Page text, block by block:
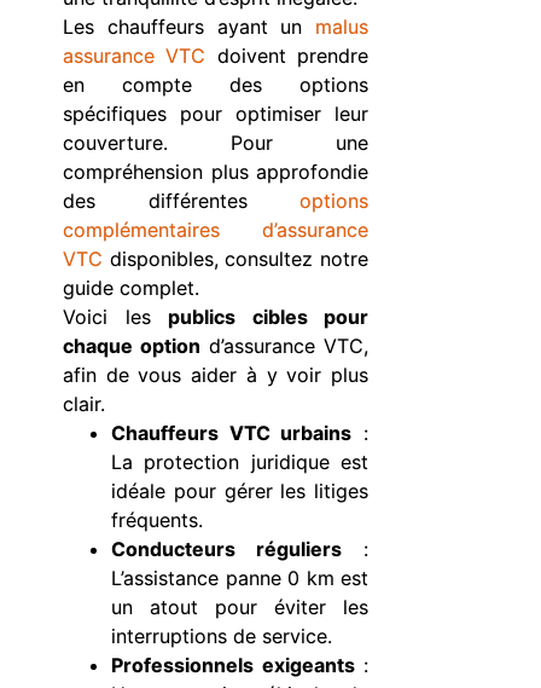
Les chauffeurs ayant un malus
assurance VTC doivent prendre
en compte des options
spécifiques pour optimiser leur
couverture. Pour une
compréhension plus approfondie
des différentes options
complémentaires d’assurance
VTC disponibles, consultez notre
guide complet.
Voici les publics cibles pour
chaque option d’assurance VTC,
afin de vous aider à y voir plus
clair.
Chauffeurs VTC urbains :
La protection juridique est
idéale pour gérer les litiges
fréquents.
Conducteurs réguliers :
L’assistance panne 0 km est
un atout pour éviter les
interruptions de service.
Professionnels exigeants: